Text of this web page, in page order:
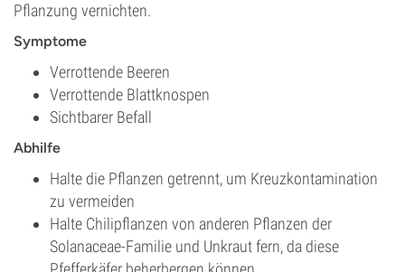
Pflanzung vernichten.
Symptome
Verrottende Beeren
Verrottende Blattknospen
Sichtbarer Befall
Abhilfe
Halte die Pflanzen getrennt, um Kreuzkontamination
zu vermeiden
Halte Chilipflanzen von anderen Pflanzen der
Solanaceae-Familie und Unkraut fern, da diese